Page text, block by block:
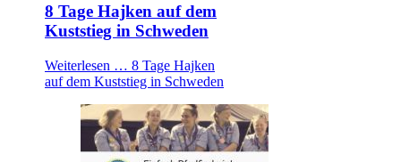
8 Tage Hajken auf dem
Kuststieg in Schweden
Weiterlesen … 8 Tage Hajken
auf dem Kuststieg in Schweden